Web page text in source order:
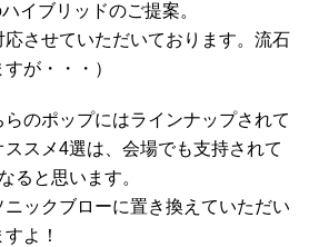
イブリッドのご提案。
応させていただいております。流石
が・・・）
のポップにはラインナップされて
スメ4選は、会場でも支持されて
ると思います。
ックブローに置き換えていただい
よ！